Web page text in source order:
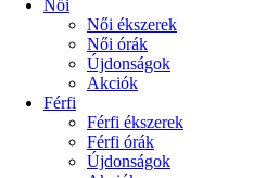
Női
Női ékszerek
Női órák
Újdonságok
Akciók
Férfi
Férfi ékszerek
Férfi órák
Újdonságok